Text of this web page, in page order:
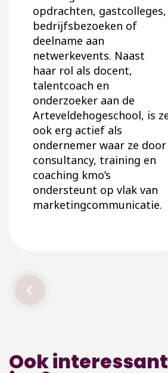
opdrachten, gastcolleges,
bedrijfsbezoeken of
deelname aan
netwerkevents. Naast
haar rol als docent,
talentcoach en
onderzoeker aan de
Arteveldehogeschool, is
ook erg actief als
ondernemer waar ze door
consultancy, training en
coaching kmo’s
ondersteunt op vlak van
marketingcommunicatie.
Ook